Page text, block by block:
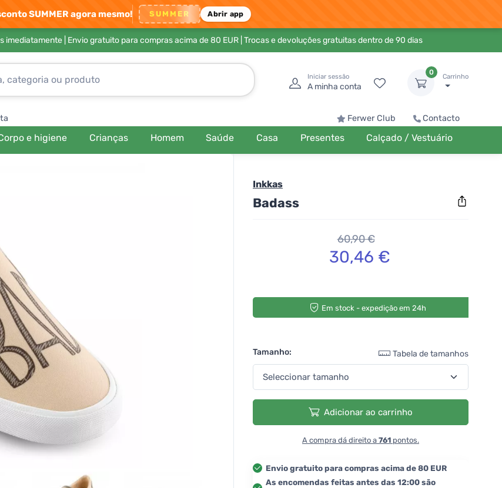
SUMMER agora mesmo! SUMMER Abrir app
imediatamente | Envio gratuito para compras acima de 80 EUR| Trocas e devoluções gratuitas dentro de 90 dias
Iniciar sessão
A minha conta
0
Carrinho
Ferwer Club Contacto
e higiene Crianças Homem Saúde Casa Presentes Calçado / Vestuário
Inkkas
Badass
60,90 €
30,46 €
Em stock - expedição em 24h
Tamanho: Tabela de tamanhos
Adicionar ao carrinho
A compra dá direito a 761 pontos.
Envio gratuito para compras acima de 80 EUR
As encomendas feitas antes das 12:00 são